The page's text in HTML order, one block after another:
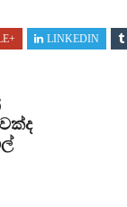
LINKEDIN